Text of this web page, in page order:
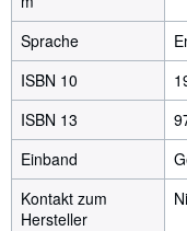
Sprache
ISBN 10
ISBN 13
Einband
Kontakt zum
Hersteller